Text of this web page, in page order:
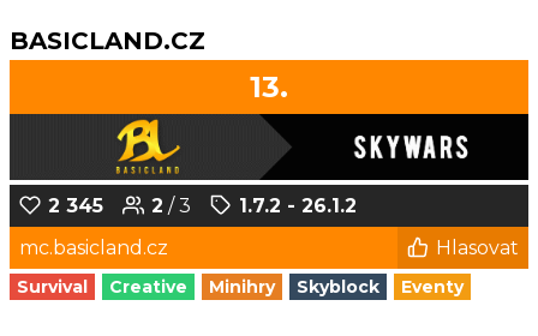
BASICLAND.CZ
13.
2 345 2 / 3
1.7.2 - 26.1.2
mc.basicland.cz
Hlasovat
Survival Creative Minihry Skyblock Eventy